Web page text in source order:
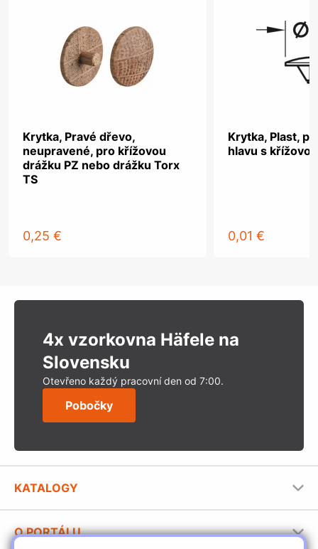
Krytka, Pravé dřevo,
neupravené, pro křížovou
drážku PZ nebo drážku Torx
TS
0,25 €
Krytka, Plast,
hlavu s
0,01 €
4x vzorkovna Häfele na
Slovensku
Otevřeno každý pracovní den od 7:00.
Pobočky
KATALOGY
Stavební katalog Häfele
O PORTÁLU